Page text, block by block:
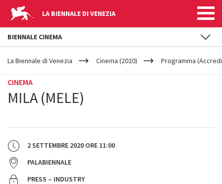
LA BIENNALE DI VENEZIA
YOUR
ARE
La Biennale di Venezia Cinema (2020) Programma
CINEMA
MILA (MELE)
2 SETTEMBRE 2020 ORE 11:00
PALABIENNALE
PRESS – INDUSTRY
BIENNALE CINEMA